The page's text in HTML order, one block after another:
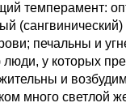
темперамент:
печальны и
люди, у которых
и
много светлой